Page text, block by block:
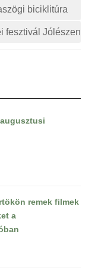
biciklitúra
fesztivál Jólészen
remek filmek
a